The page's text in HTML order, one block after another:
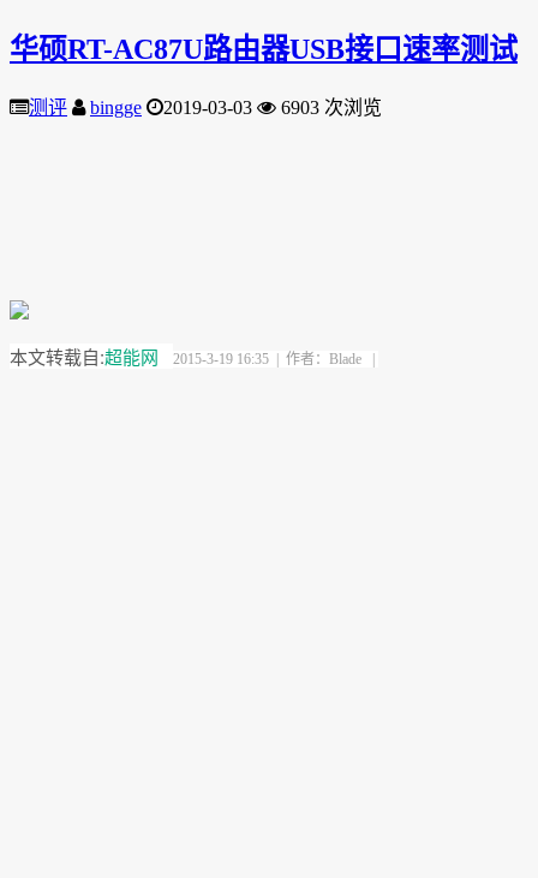
华硕RT-AC87U路由器USB接口速率测试
测评 bingge 2019-03-03 6903 次浏览
本文转载自:超能网 2015-3-19 16:35 | 作者： Blade |